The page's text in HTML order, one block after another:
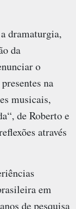
dramaturgia,
da
o
na
musicais,
de Roberto e
através
em
de pesquisa